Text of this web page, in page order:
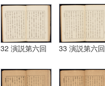
32 演説第六回 33 演説第六回